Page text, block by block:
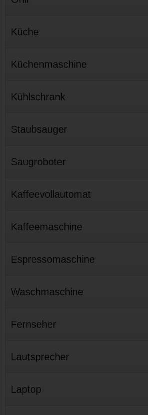
Küche
Küchenmaschine
Kühlschrank
Staubsauger
Saugroboter
Kaffeevollautomat
Kaffeemaschine
Espressomaschine
Waschmaschine
Fernseher
Lautsprecher
Laptop